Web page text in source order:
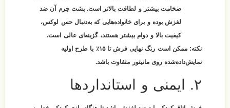
ضخامت بیشتر و لطافت بالاتر است. پشت چرم آن ضد
لغزش بوده و برای خانواده‌هایی که به‌دنبال حس لوکس،
کیفیت بالا و دوام بیشتر هستند، گزینه‌ای عالی است.
نکته:
ممکن است رنگ نهایی فرش تا ۱۵٪ با طرح اولیه
نمایش‌داده‌شده روی مانیتور متفاوت باشد.
۲. ایمنی و استانداردها